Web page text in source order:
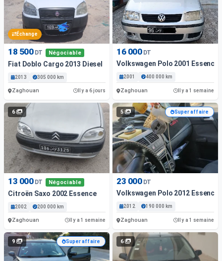
Échange
18 500 DT Négociable
Fiat Doblo Cargo 2013 Diesel
2013 305 000 km
Zaghouan Il y a 6 jours
16 000 DT
Volkswagen Polo 2001 Essence
2001 400 000 km
Zaghouan Il y a 1 semaine
6
13 000 DT Négociable
Citroën Saxo 2002 Essence
2002 200 000 km
Zaghouan Il y a 1 semaine
5 Super affaire
23 000 DT
Volkswagen Polo 2012 Essence
2012 190 000 km
Zaghouan Il y a 1 semaine
9 Super affaire 6